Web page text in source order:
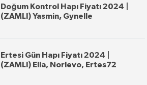
Doğum Kontrol Hapı Fiyatı 2024 |
(ZAMLI) Yasmin, Gynelle
Ertesi Gün Hapı Fiyatı 2024 |
(ZAMLI) Ella, Norlevo, Ertes72